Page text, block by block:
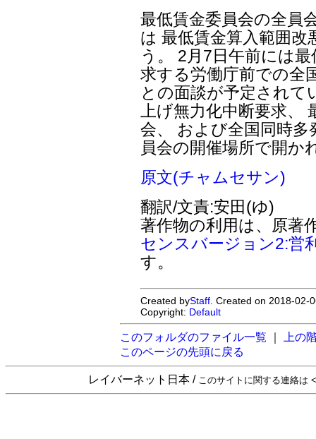
最低賃金委員会の全員
は 最低賃金算入範囲
う。 2月7日午前には
求する労働庁前での全
との面談が予定されて
上げ無力化中断要求、
会、 および全国同時
員会の開催場所で開か
原文(チャムセサン)
翻訳/文責:安田(ゆ)
著作物の利用は、原著
センスバージョン2:営
す。
Created byStaff . Created on 2018-
Copyright: Default
このフォルダのファイル一覧
上の
このページの先頭に戻る
レイバーネット日本 / このサイトに関する連絡は